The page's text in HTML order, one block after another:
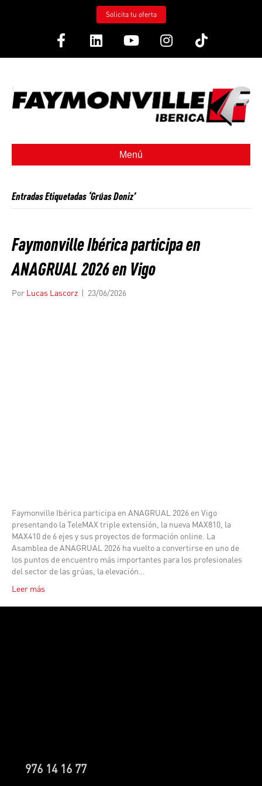
Solicita tu oferta
FacebookLinkedinYoutubeInstagram
Tiktok
Menú
Entradas Etiquetadas ‘Grúas Doniz’
Faymonville Ibérica participa en
ANAGRUAL 2026 en Vigo
Por Lucas Lascorz | 23/06/2026
Faymonville Ibérica participa en ANAGRUAL 2026 en Vigo
presentando la TeleMAX triple extensión, la nueva MAX810, la
MAX410 de 6 ejes y sus proyectos de formación online. La
Asamblea de ANAGRUAL 2026 ha vuelto a convertirse en uno de
los puntos de encuentro más importantes para los profesionales
del sector de las grúas, la elevación…
Leer más
976 14 16 77